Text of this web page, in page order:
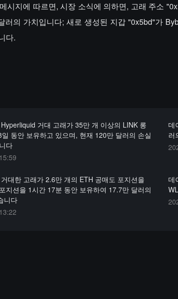
시지에 따르면, 시장 소식에 의하면, 고래 주소
러의 가치입니다; 새로 생성된 지갑 "0x5bd"가
다.
거대 고래가 35만 개 이상의 LINK 롱
동안 보유하고 있으며, 현재 120만 달러의 손실
다
데
러
대한 고래가 2.6만 개의 ETH 공매도 포지션을
지션을 1시간 17분 동안 보유하여 17.7만 달러의
니다
데